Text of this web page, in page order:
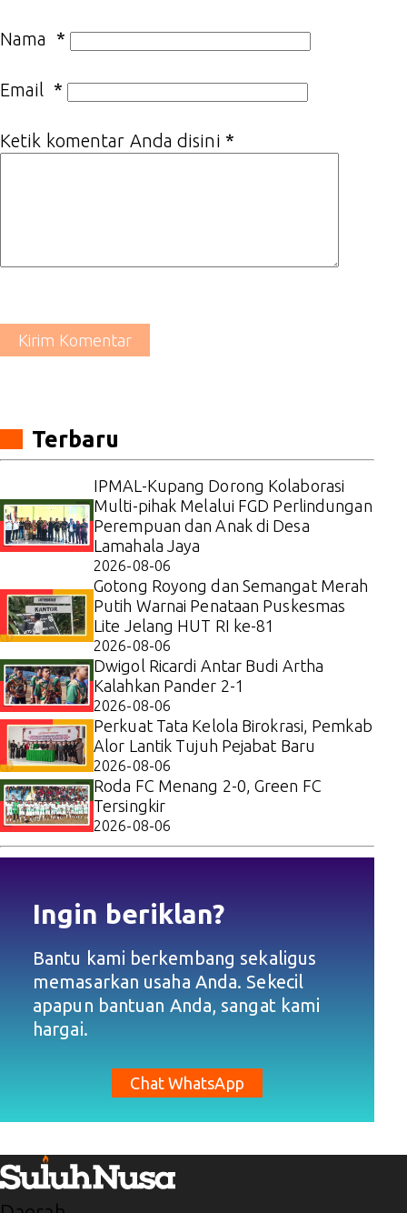
Nama *
Email *
Ketik komentar Anda disini *
Kirim Komentar
Terbaru
IPMAL-Kupang Dorong Kolaborasi
Multi-pihak Melalui FGD Perlindungan
Perempuan dan Anak di Desa
Lamahala Jaya
2026-08-06
Gotong Royong dan Semangat Merah
Putih Warnai Penataan Puskesmas
Lite Jelang HUT RI ke-81
2026-08-06
Dwigol Ricardi Antar Budi Artha
Kalahkan Pander 2-1
2026-08-06
Perkuat Tata Kelola Birokrasi, Pemkab
Alor Lantik Tujuh Pejabat Baru
2026-08-06
Roda FC Menang 2-0, Green FC
Tersingkir
2026-08-06
Ingin beriklan?
Bantu kami berkembang sekaligus
memasarkan usaha Anda. Sekecil
apapun bantuan Anda, sangat kami
hargai.
Chat WhatsApp